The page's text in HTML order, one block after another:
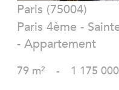
Paris (75004)
Paris 4ème -
- Appartement
79 m² - 1 175